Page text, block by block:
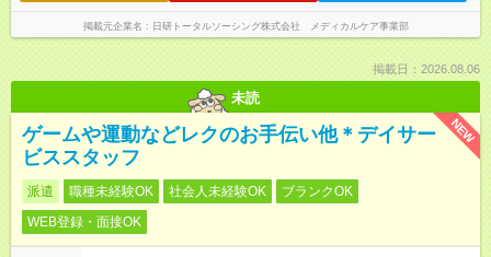
掲載元企業名 日研トータルソーシング株式会社 メディカルケア事業部
掲載日：2026.08.06
未読
NEW
ゲームや運動などレクのお手伝い他＊デイサー
ビススタッフ
派遣 職種未経験OK 社会人未経験OK
ブランクOK
WEB登録・面接OK